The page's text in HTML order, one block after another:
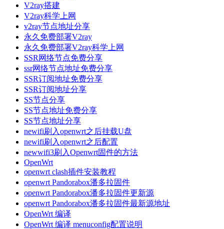
V2ray搭建
V2ray科学上网
v2ray节点地址分享
永久免费部署V2ray
永久免费部署V2ray科学上网
SSR网络节点免费分享
ssr网络节点地址免费分享
SSR订阅地址免费分享
SSR订阅地址分享
SS节点分享
SS节点地址免费分享
SS节点地址分享
newifi刷入openwrt之后挂载U盘
newifi刷入openwrt之后配置
newwifi3刷入Openwrt固件的方法
OpenWrt
openwrt clash插件安装教程
openwrt Pandorabox潘多拉固件
openwrt Pandorabox潘多拉固件更新源
openwrt Pandorabox潘多拉固件最新源地址
OpenWrt 编译
OpenWrt 编译 menuconfig配置说明